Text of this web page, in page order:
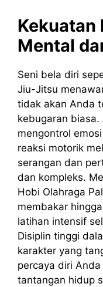
Kekuatan
Mental
Seni bela diri
Jiu-Jitsu
tidak akan Anda
kebugaran
mengontrol
reaksi motorik
serangan dan
dan kompleks.
Hobi Olahraga
membakar
latihan intensif
Disiplin tinggi
karakter yang
percaya diri
tantangan hidup